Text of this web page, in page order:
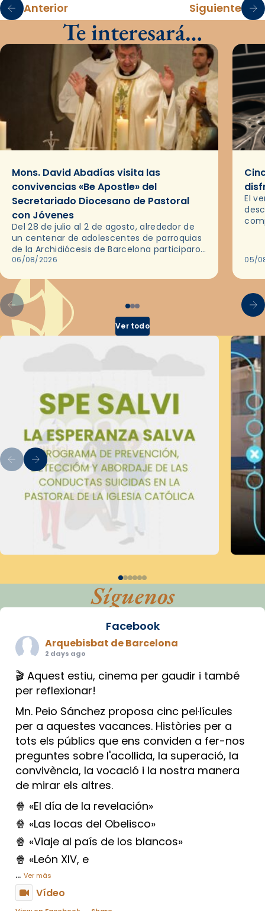
Anterior Siguiente
Te interesará…
Mons. David Abadías visita las
convivencias «Be Apostle» del
Secretariado Diocesano de Pastoral
con Jóvenes
Del 28 de julio al 2 de agosto, alrededor de
un centenar de adolescentes de parroquias
de la Archidiócesis de Barcelona participaron
en las convivencias Be Apostle, organizadas
06/08/2026
El
05/
Ver todo
Síguenos
Facebook
Arquebisbat de Barcelona
2 days ago
🎬 Aquest estiu, cinema per gaudir i també
per reflexionar!
Mn. Peio Sánchez proposa cinc pel·lícules
per a aquestes vacances. Històries per a
tots els públics que ens conviden a fer-nos
preguntes sobre l'acollida, la superació, la
convivència, la vocació i la nostra manera
de mirar els altres.
🍿 «El día de la revelación»
🍿 «Las locas del Obelisco»
🍿 «Viaje al país de los blancos»
🍿 «León XIV, e
... Ver más
Vídeo